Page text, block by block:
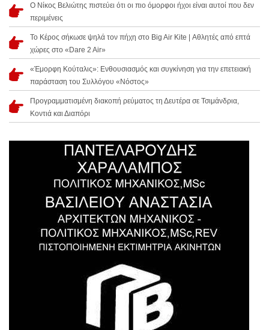
Ο Νίκος Βελιώτης πιστεύει ότι οι πιο όμορφοι ήχοι είναι αυτοί που δεν
περιμένεις
Το Κέρος σήκωσε ψηλά τον πήχη στο Big Air Kite | Αθλητές από επτά
χώρες στο «Dare 2 Air»
«Έμορφη Κούταλις»: Ενθουσιασμός και συγκίνηση για την επετειακή
παράσταση του Συλλόγου «Νόστος»
Προγραμματισμένη διακοπή ρεύματος τη Δευτέρα σε Τσιμάνδρια,
Κοντιά και Διαπόρι